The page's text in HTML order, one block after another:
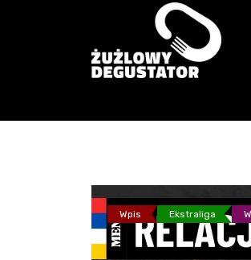
Wpis Ekstraliga